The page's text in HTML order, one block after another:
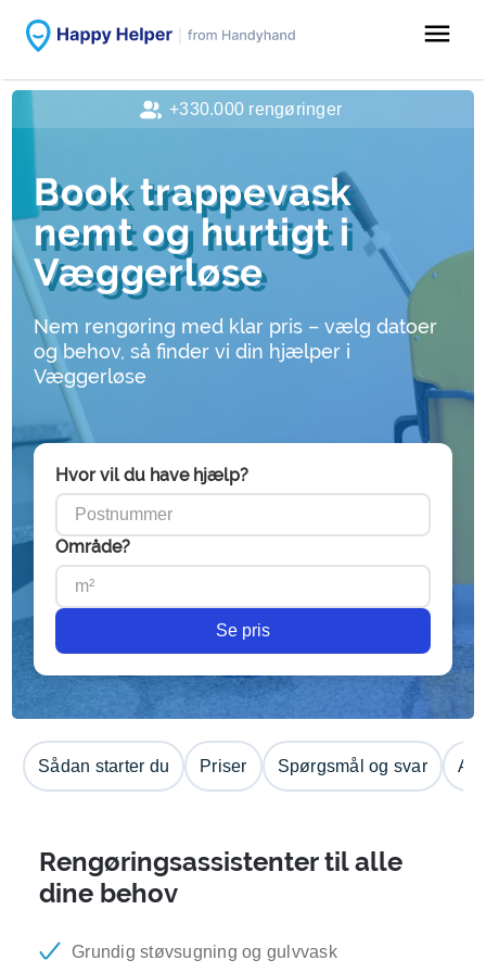
menu
Book trappevask
nemt og hurtigt i
Væggerløse
Nem rengøring med klar pris – vælg datoer
og behov, så finder vi din hjælper i
Væggerløse
Hvor vil du have hjælp?
Område?
Se pris
Sådan starter du Priser Spørgsmål og svar
Rengøringsassistenter til alle
dine behov
Grundig støvsugning og gulvvask
+330.000 rengøringer